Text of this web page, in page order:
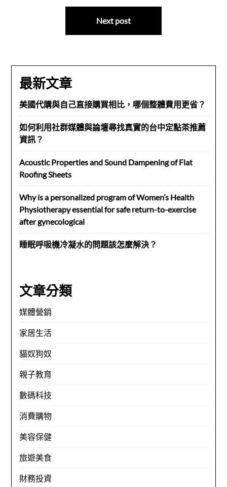
Next post
最新文章
美國代購與自己直接購買相比，哪個整體費用更省？
如何利用社群媒體與論壇尋找真實的台中定點茶推薦
資訊？
Acoustic Properties and Sound Dampening of Flat
Roofing Sheets
Why is a personalized program of Women’s Health
Physiotherapy essential for safe return-to-exercise
after gynecological
睡眠呼吸機冷凝水的問題該怎麼解決？
文章分類
媒體營銷
家居生活
貓奴狗奴
親子教育
數碼科技
消費購物
美容保健
旅遊美食
財務投資